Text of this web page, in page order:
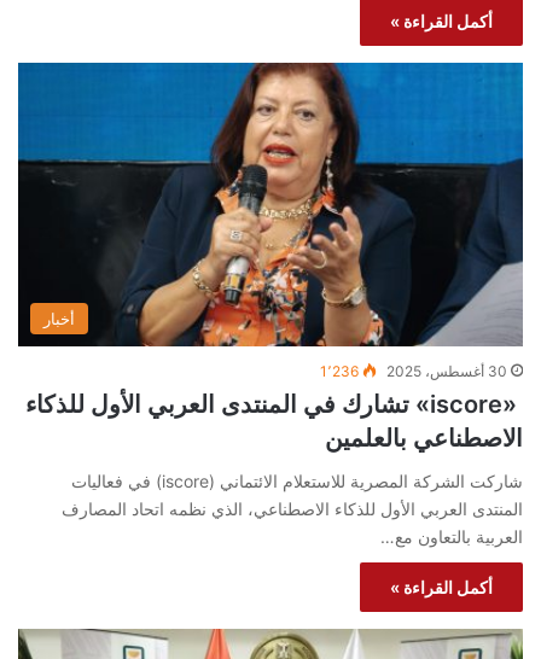
أكمل القراءة »
أخبار
30 أغسطس، 2025 1٬236
«iscore» تشارك في المنتدى العربي الأول للذكاء
الاصطناعي بالعلمين
شاركت الشركة المصرية للاستعلام الائتماني (iscore) في فعاليات
المنتدى العربي الأول للذكاء الاصطناعي، الذي نظمه اتحاد المصارف
العربية بالتعاون مع…
أكمل القراءة »